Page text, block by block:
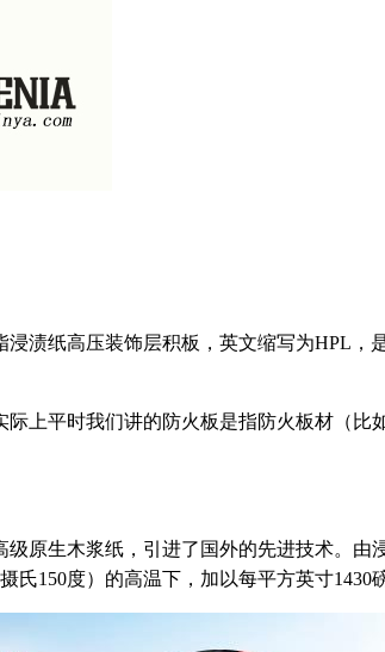
浸渍纸高压装饰层积板，英文缩写为HPL
上平时我们讲的防火板是指防火板材（
原生木浆纸，引进了国外的先进技术。
氏150度）的高温下，加以每平方英寸